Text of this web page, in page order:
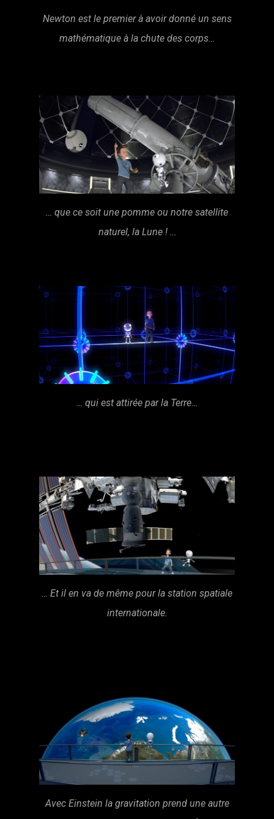
Newton est le premier à avoir donné un sens
mathématique à la chute des corps…
… que ce soit une pomme ou notre satellite
naturel, la Lune ! …
… qui est attirée par la Terre…
… Et il en va de même pour la station spatiale
internationale.
Avec Einstein la gravitation prend une autre